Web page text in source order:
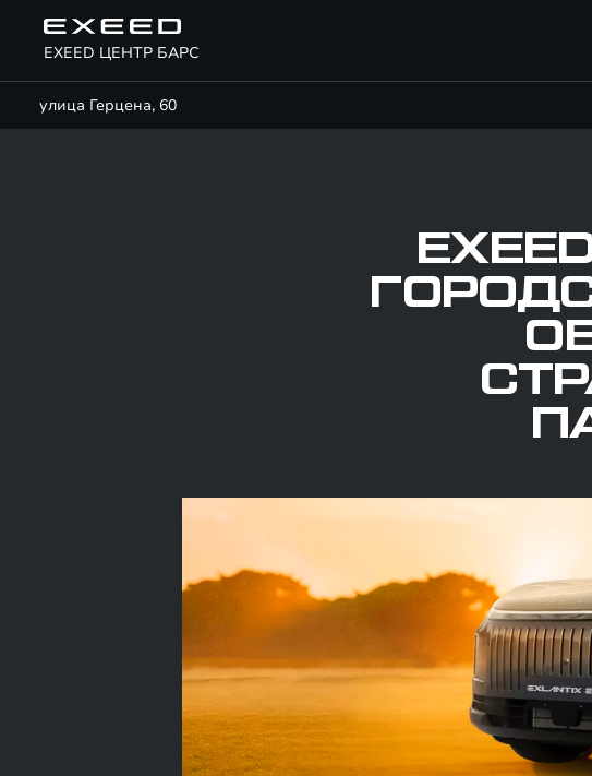
EXEED ЦЕНТР БАРС
улица Герцена, 60